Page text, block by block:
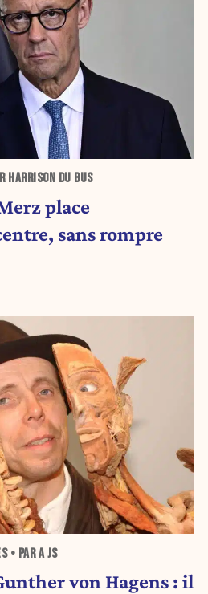
HARRISON DU BUS
place
sans rompre
• PAR A JS
von Hagens : il